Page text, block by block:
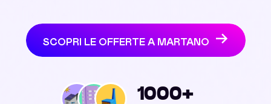
SCOPRI LE OFFERTE A MARTANO
1000+